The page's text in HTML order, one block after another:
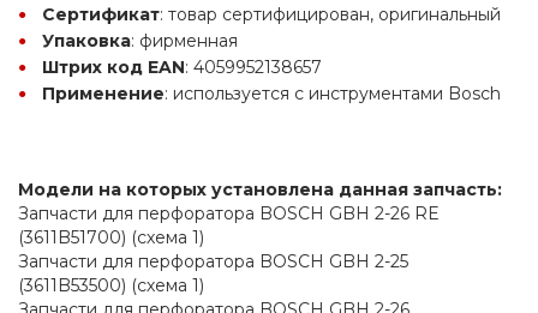
Сертификат: товар сертифицирован, оригинальный
Упаковка: фирменная
Штрих код EAN: 4059952138657
Применение: используется с инструментами Bosch
Модели на которых установлена данная запчасть:
Запчасти для перфоратора BOSCH GBH 2-26 RE
(3611B51700) (схема 1)
Запчасти для перфоратора BOSCH GBH 2-25
(3611B53500) (схема 1)